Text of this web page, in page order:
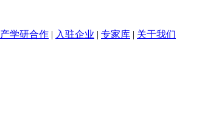
产学研合作 | 入驻企业 | 专家库 | 关于我们